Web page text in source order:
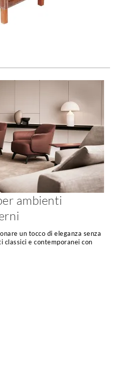
ambienti
un tocco di eleganza senza
classici e contemporanei con